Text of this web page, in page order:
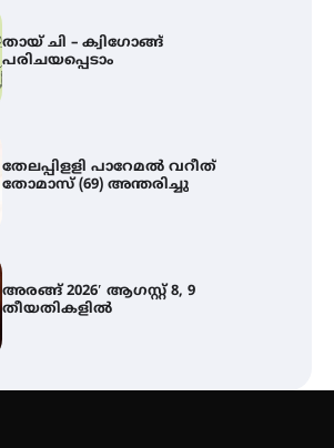
തേലപ്പിളളി പാറേമൽ വറീത്
തോമാസ് (69) അന്തരിച്ചു
അരങ്ങ് 2026′ ആഗസ്റ്റ് 8, 9
തീയതികളിൽ
ഇടത്തരം മഴയ്ക്കും കാറ്റിനും
സാധ്യത ഇരിങ്ങാലക്കുടയിൽ 4.4
മില്ലി മീറ്റർ മഴ ലഭിച്ചു